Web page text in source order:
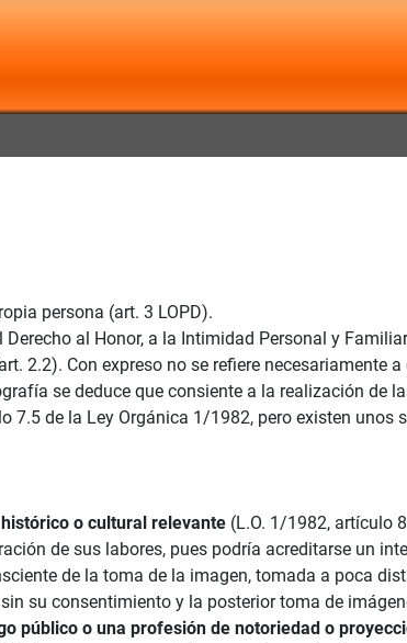
persona (art. 3 LOPD).
al Honor, a la Intimidad Personal y
2.2). Con expreso no se refiere necesariamente
se deduce que consiente a la realización de
7.5 de la Ley Orgánica 1/1982, pero existen unos
o cultural relevante (L.O. 1/1982, artículo
de sus labores, pues podría acreditarse un
de la toma de la imagen, tomada a poca
su consentimiento y la posterior toma de
público o una profesión de notoriedad o